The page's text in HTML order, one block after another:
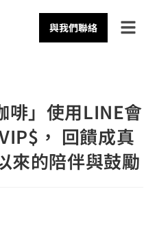
與我們聯絡
啡」使用LINE會
， 回饋成真
來的陪伴與鼓勵